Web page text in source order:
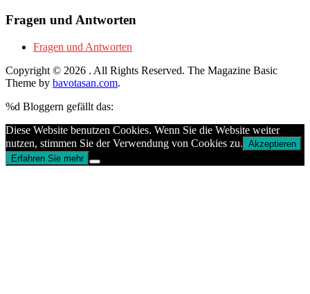
Fragen und Antworten
Fragen und Antworten
Copyright © 2026 . All Rights Reserved. The Magazine Basic
Theme by bavotasan.com.
%d Bloggern gefällt das:
Diese Website benutzen Cookies. Wenn Sie die Website weiter
nutzen, stimmen Sie der Verwendung von Cookies zu. Akzeptieren
Erfahren Sie mehr